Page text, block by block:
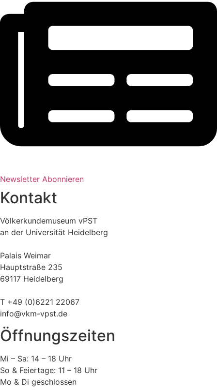
Newsletter Abonnieren
Kontakt
Völkerkundemuseum vPST
an der Universität Heidelberg
Palais Weimar
Hauptstraße 235
69117 Heidelberg
T +49 (0)6221 22067
info@vkm-vpst.de
Öffnungszeiten
Mi – Sa: 14 – 18 Uhr
So & Feiertage: 11 – 18 Uhr
Mo & Di geschlossen